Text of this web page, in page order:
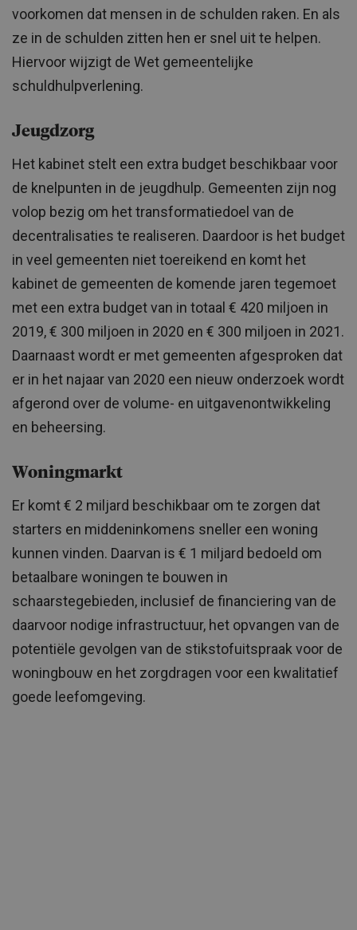
voorkomen dat mensen in de schulden raken. En als
ze in de schulden zitten hen er snel uit te helpen.
Hiervoor wijzigt de Wet gemeentelijke
schuldhulpverlening.
Jeugdzorg
Het kabinet stelt een extra budget beschikbaar voor
de knelpunten in de jeugdhulp. Gemeenten zijn nog
volop bezig om het transformatiedoel van de
decentralisaties te realiseren. Daardoor is het budget
in veel gemeenten niet toereikend en komt het
kabinet de gemeenten de komende jaren tegemoet
met een extra budget van in totaal € 420 miljoen in
2019, € 300 miljoen in 2020 en € 300 miljoen in 2021.
Daarnaast wordt er met gemeenten afgesproken dat
er in het najaar van 2020 een nieuw onderzoek wordt
afgerond over de volume- en uitgavenontwikkeling
en beheersing.
Woningmarkt
Er komt € 2 miljard beschikbaar om te zorgen dat
starters en middeninkomens sneller een woning
kunnen vinden. Daarvan is € 1 miljard bedoeld om
betaalbare woningen te bouwen in
schaarstegebieden, inclusief de financiering van de
daarvoor nodige infrastructuur, het opvangen van de
potentiële gevolgen van de stikstofuitspraak voor de
woningbouw en het zorgdragen voor een kwalitatief
goede leefomgeving.